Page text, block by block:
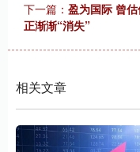
下一篇： 盈为国际 曾
正渐渐“消失”
相关文章